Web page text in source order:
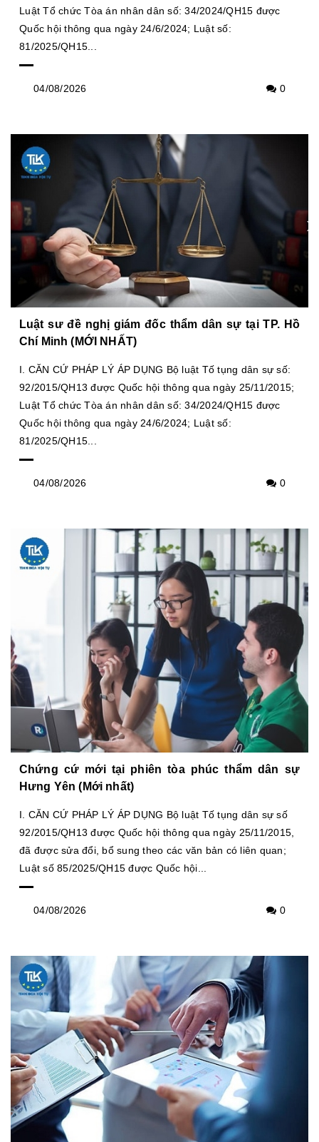
Luật Tổ chức Tòa án nhân dân số: 34/2024/QH15 được
Quốc hội thông qua ngày 24/6/2024; Luật số:
81/2025/QH15...
04/08/2026 0
Luật sư đề nghị giám đốc thẩm dân sự tại TP. Hồ
Chí Minh (MỚI NHẤT)
I. CĂN CỨ PHÁP LÝ ÁP DỤNG Bộ luật Tố tụng dân sự số:
92/2015/QH13 được Quốc hội thông qua ngày 25/11/2015;
Luật Tổ chức Tòa án nhân dân số: 34/2024/QH15 được
Quốc hội thông qua ngày 24/6/2024; Luật số:
81/2025/QH15...
04/08/2026 0
Chứng cứ mới tại phiên tòa phúc thẩm dân sự
Hưng Yên (Mới nhất)
I. CĂN CỨ PHÁP LÝ ÁP DỤNG Bộ luật Tố tụng dân sự số
92/2015/QH13 được Quốc hội thông qua ngày 25/11/2015,
đã được sửa đổi, bổ sung theo các văn bản có liên quan;
Luật số 85/2025/QH15 được Quốc hội...
04/08/2026 0